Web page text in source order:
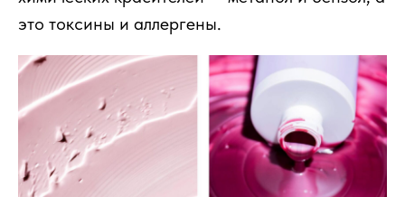
это токсины и аллергены.